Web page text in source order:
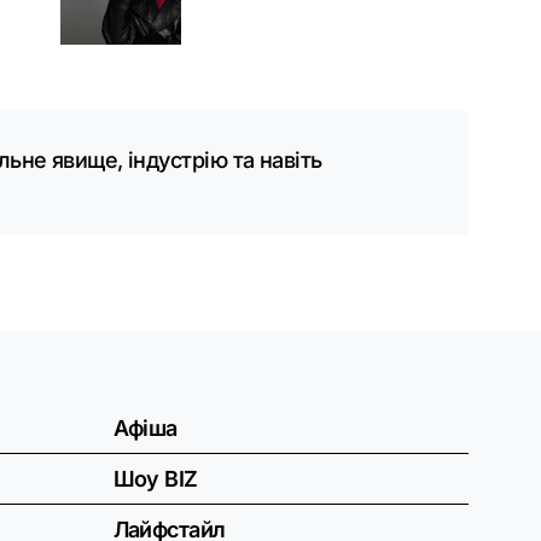
явище, індустрію та навіть
Афіша
Шоу BIZ
Лайфстайл